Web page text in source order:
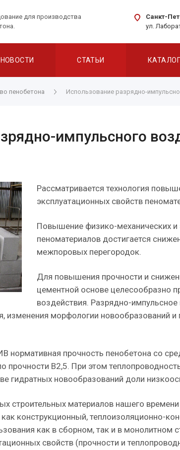
для производства
Санкт-
ул.
НОВОСТИ СТАТЬИ КАТАЛОГ
пенобетона Использование разрядно-
импульсного
Рассматривается технология
эксплуатационных свойств
Повышение физико-механических и
пеноматериалов достигается
межпоровых перегородок.
Для повышения прочности и
цементной основе целесообразно
воздействия. Разрядно-
изменения морфологии новообразований
нормативная прочность пенобетона со
прочности В2,5. При этом
гидратных новообразований доли
строительных материалов нашего
конструкционный, теплоизоляционно-
как в сборном, так и в монолитном
свойств (прочности и